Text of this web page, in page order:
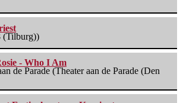
(Tilburg))
- Who I Am
de Parade (Theater aan de Parade (Den